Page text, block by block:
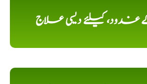
غدود، کیلئے دیسی علاج